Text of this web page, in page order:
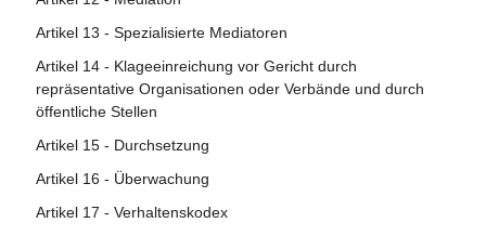
Artikel 13 - Spezialisierte Mediatoren
Artikel 14 - Klageeinreichung vor Gericht durch
repräsentative Organisationen oder Verbände und durch
öffentliche Stellen
Artikel 15 - Durchsetzung
Artikel 16 - Überwachung
Artikel 17 - Verhaltenskodex